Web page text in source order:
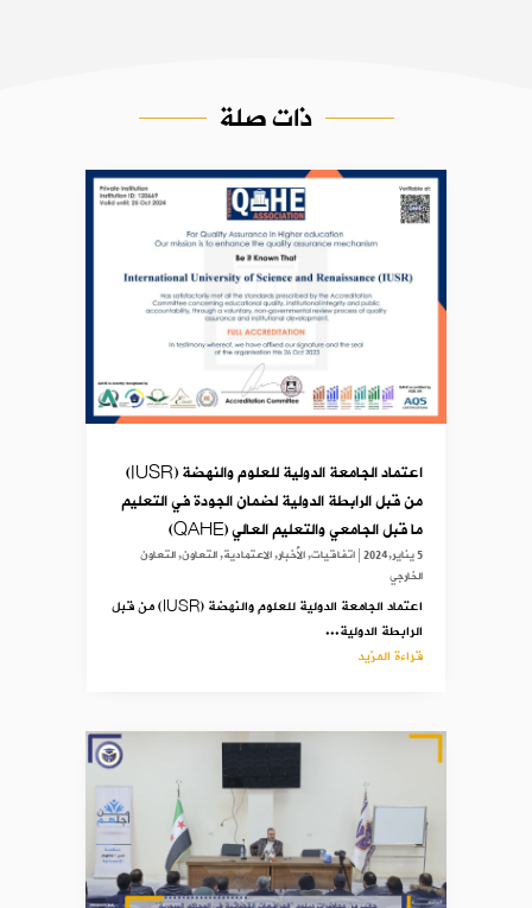
ذات صلة
اعتماد الجامعة الدولية للعلوم والنهضة (IUSR)
من قبل الرابطة الدولية لضمان الجودة في التعليم
ما قبل الجامعي والتعليم العالي (QAHE)
5 يناير,2024 |اتفاقيات,الأخبار,الاعتمادية,التعاون,التعاون
الخارجي
اعتماد الجامعة الدولية للعلوم والنهضة (IUSR) من قبل
الرابطة الدولية...
قراءة المزيد